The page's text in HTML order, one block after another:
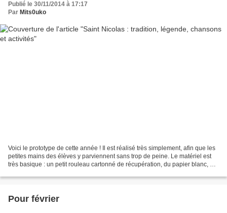
Publié le 30/11/2014 à 17:17
Par Mits0uko
Voici le prototype de cette année ! Il est réalisé très simplement, afin que les
petites mains des élèves y parviennent sans trop de peine. Le matériel est
très basique : un petit rouleau cartonné de récupération, du papier blanc, du
Pour février